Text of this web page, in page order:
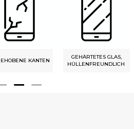
KANTEN
GEHÄRTETES GLAS,
HÜLLENFREUNDLICH